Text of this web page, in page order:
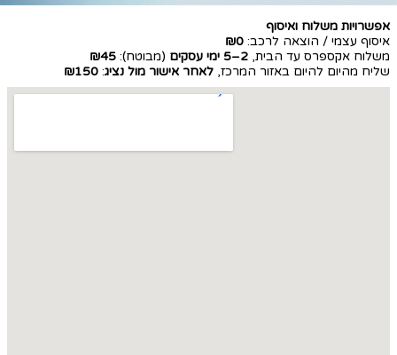
אפשרויות משלוח ואיסוף
איסוף עצמי / הוצאה לרכב: ₪0
משלוח אקספרס עד הבית, 2–5 ימי עסקים (מבוטח): ₪45
שליח מהיום להיום באזור המרכז, לאחר אישור מול נציג:
₪150